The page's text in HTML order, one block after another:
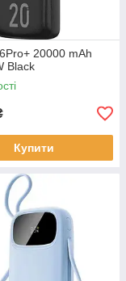
20000 mAh
Black
Купити